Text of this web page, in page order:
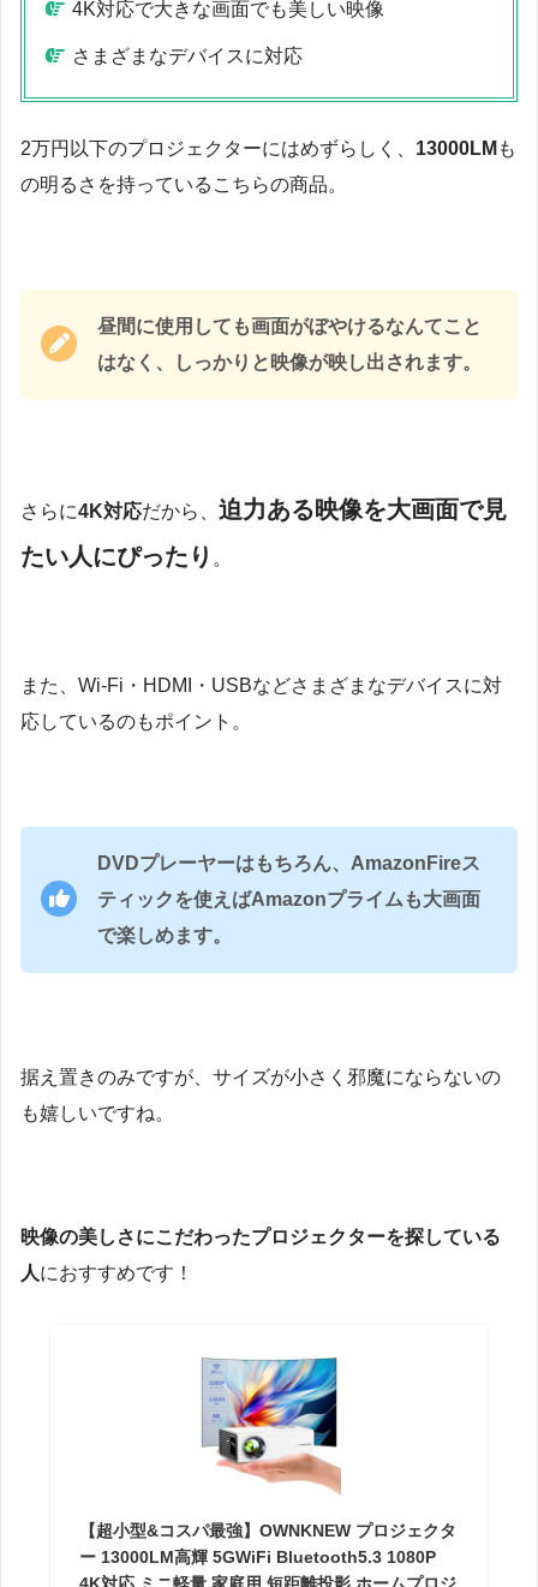
4K対応で大きな画面でも美しい映像
さまざまなデバイスに対応
2万円以下のプロジェクターにはめずらしく、 13000LM も
の明るさを持っているこちらの商品。
昼間に使用しても画面がぼやけるなんてこと
はなく、しっかりと映像が映し出されます。
さらに4K対応だから、 迫力ある映像を大画面で見
たい人にぴったり 。
また、Wi-Fi・HDMI・USBなどさまざまなデバイスに対
応しているのもポイント。
DVDプレーヤーはもちろん、AmazonFireス
ティックを使えばAmazonプライムも大画面
で楽しめます。
据え置きのみですが、サイズが小さく邪魔にならないの
も嬉しいですね。
映像の美しさにこだわったプロジェクターを探している
人におすすめです！
【超小型&コスパ最強】OWNKNEW プロジェクタ
ー 13000LM高輝 5GWiFi Bluetooth5.3 1080P
4K対応 ミニ軽量 家庭用 短距離投影 ホームプロジ